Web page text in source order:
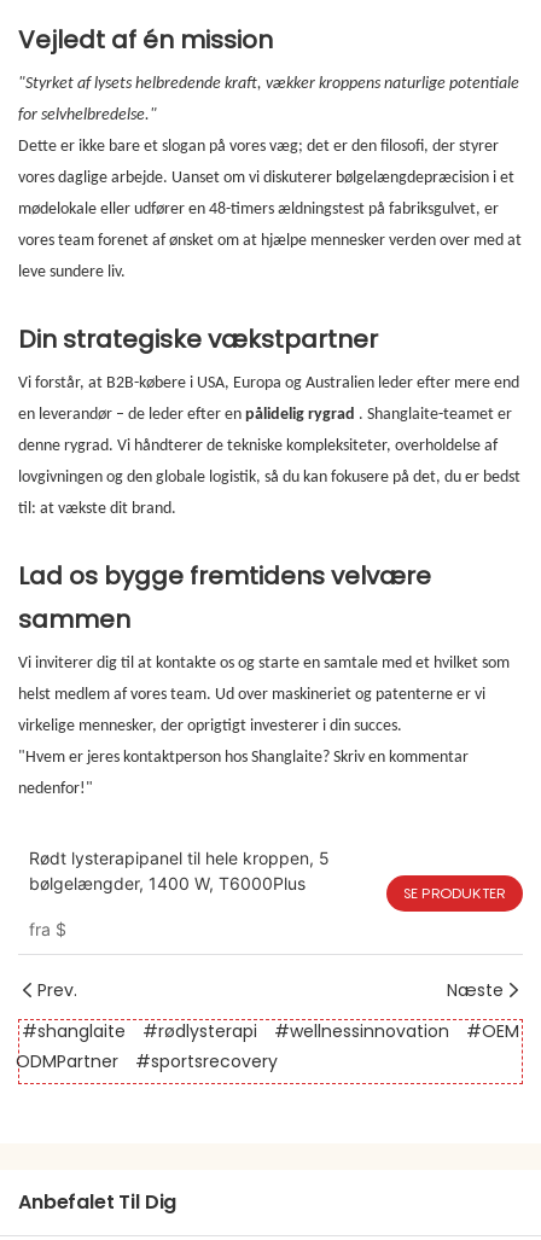
Vejledt af én mission
"Styrket af lysets helbredende kraft, vækker kroppens naturlige potentiale
for selvhelbredelse."
Dette er ikke bare et slogan på vores væg; det er den filosofi, der styrer
vores daglige arbejde. Uanset om vi diskuterer bølgelængdepræcision i et
mødelokale eller udfører en 48-timers ældningstest på fabriksgulvet, er
vores team forenet af ønsket om at hjælpe mennesker verden over med at
leve sundere liv.
Din strategiske vækstpartner
Vi forstår, at B2B-købere i USA, Europa og Australien leder efter mere end
en leverandør – de leder efter en pålidelig rygrad . Shanglaite-teamet er
denne rygrad. Vi håndterer de tekniske kompleksiteter, overholdelse af
lovgivningen og den globale logistik, så du kan fokusere på det, du er bedst
til: at vækste dit brand.
Lad os bygge fremtidens velvære
sammen
Vi inviterer dig til at kontakte os og starte en samtale med et hvilket som
helst medlem af vores team. Ud over maskineriet og patenterne er vi
virkelige mennesker, der oprigtigt investerer i din succes.
"Hvem er jeres kontaktperson hos Shanglaite? Skriv en kommentar
nedenfor!"
Rødt lysterapipanel til hele kroppen, 5
bølgelængder, 1400 W, T6000Plus
fra $
SE PRODUKTER
Prev.
Næste
#shanglaite
#rødlysterapi #wellnessinnovation
#OEM
ODMPartner
#sportsrecovery
Anbefalet Til Dig